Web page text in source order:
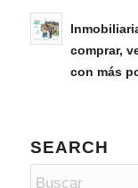
comprar,
con más
SEARCH